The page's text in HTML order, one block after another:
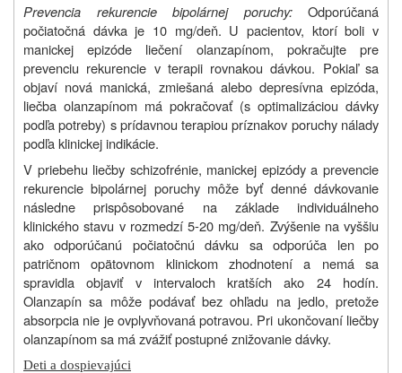
Prevencia rekurencie bipolárnej poruchy:Odporúčaná
počiatočná dávka je 10 mg/deň. U pacientov, ktorí boli v
manickej epizóde liečení olanzapínom, pokračujte pre
prevenciu rekurencie v terapii rovnakou dávkou. Pokiaľ sa
objaví nová manická, zmiešaná alebo depresívna epizóda,
liečba olanzapínom má pokračovať (s optimalizáciou dávky
podľa potreby) s prídavnou terapiou príznakov poruchy nálady
podľa klinickej indikácie.
V priebehu liečby schizofrénie, manickej epizódy a prevencie
rekurencie bipolárnej poruchy môže byť denné dávkovanie
následne prispôsobované na základe individuálneho
klinického stavu v rozmedzí 5-20 mg/deň. Zvýšenie na vyššiu
ako odporúčanú počiatočnú dávku sa odporúča len po
patričnom opätovnom klinickom zhodnotení a nemá sa
spravidla objaviť v intervaloch kratších ako 24 hodín.
Olanzapín sa môže podávať bez ohľadu na jedlo, pretože
absorpcia nie je ovplyvňovaná potravou. Pri ukončovaní liečby
olanzapínom sa má zvážiť postupné znižovanie dávky.
Deti a dospievajúci